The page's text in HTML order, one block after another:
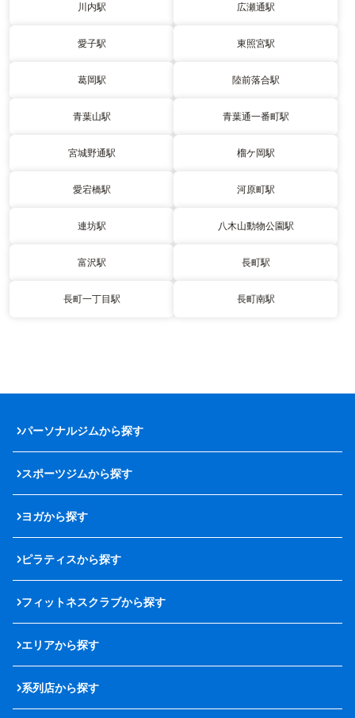
川内駅 広瀬通駅
愛子駅 東照宮駅
葛岡駅 陸前落合駅
青葉山駅 青葉通一番町駅
宮城野通駅 榴ケ岡駅
愛宕橋駅 河原町駅
連坊駅 八木山動物公園駅
富沢駅 長町駅
長町一丁目駅 長町南駅
パーソナルジムから探す
スポーツジムから探す
ヨガから探す
ピラティスから探す
フィットネスクラブから探す
エリアから探す
系列店から探す